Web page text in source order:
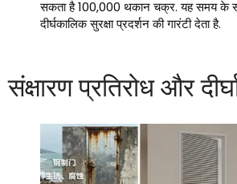
सकता है 100,000 थकान चक्र. यह समय के
दीर्घकालिक सुरक्षा प्रदर्शन की गारंटी देता है.
संक्षारण प्रतिरोध और